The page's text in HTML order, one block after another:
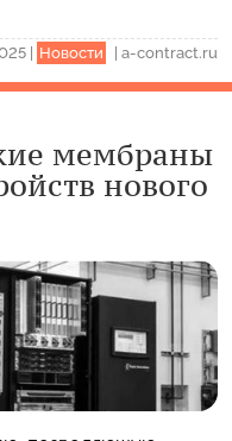
Новости a-contract.ru
мембраны
нового